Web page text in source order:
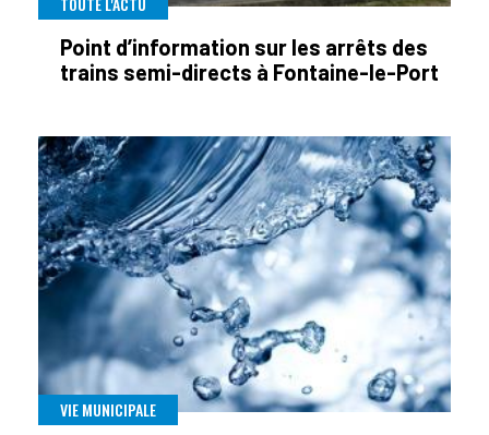
Point d’information sur les arrêts des
trains semi-directs à Fontaine-le-Port
VIE MUNICIPALE